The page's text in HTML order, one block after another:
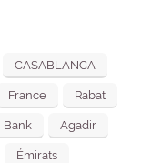
CASABLANCA
France Rabat
Bank Agadir
Émirats